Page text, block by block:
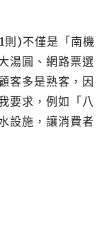
則)不僅是「南機
湯圓、網路票選
客多是熟客，因
要求，例如「八
設施，讓消費者